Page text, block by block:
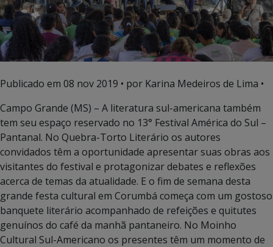
Publicado em 08 nov 2019 • por Karina Medeiros de Lima •
Campo Grande (MS) – A literatura sul-americana também
tem seu espaço reservado no 13° Festival América do Sul –
Pantanal. No Quebra-Torto Literário os autores
convidados têm a oportunidade apresentar suas obras aos
visitantes do festival e protagonizar debates e reflexões
acerca de temas da atualidade. E o fim de semana desta
grande festa cultural em Corumbá começa com um gostoso
banquete literário acompanhado de refeições e quitutes
genuínos do café da manhã pantaneiro. No Moinho
Cultural Sul-Americano os presentes têm um momento de